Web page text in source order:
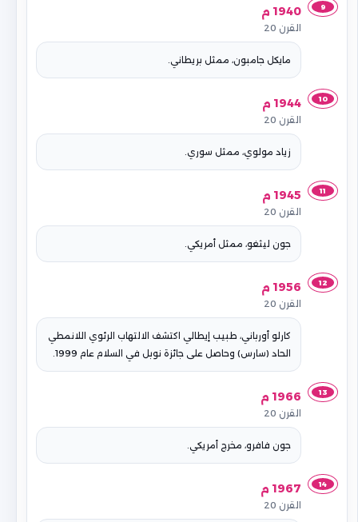
9 1940 م
القرن 20
مايكل جامبون، ممثل بريطاني.
10 1944 م
القرن 20
زياد مولوي، ممثل سوري.
11 1945 م
القرن 20
جون ليثغو، ممثل أمريكي.
12 1956 م
القرن 20
كارلو أورباني، طبيب إيطالي اكتشف الالتهاب الرئوي اللانمطي
الحاد (سارس) وحاصل على جائزة نوبل في السلام عام 1999.
13 1966 م
القرن 20
جون فافرو، مخرج أمريكي.
14 1967 م
القرن 20